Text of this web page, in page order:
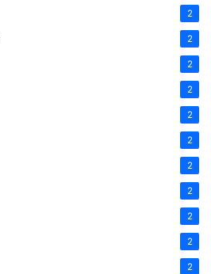
2
2
2
2
2
2
2
2
2
2
2